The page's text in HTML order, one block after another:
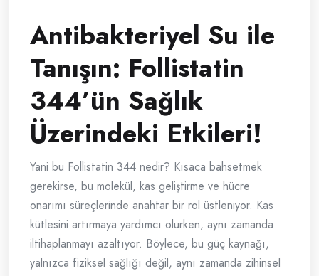
Antibakteriyel Su ile
Tanışın: Follistatin
344’ün Sağlık
Üzerindeki Etkileri!
Yani bu Follistatin 344 nedir? Kısaca bahsetmek
gerekirse, bu molekül, kas geliştirme ve hücre
onarımı süreçlerinde anahtar bir rol üstleniyor. Kas
kütlesini artırmaya yardımcı olurken, aynı zamanda
iltihaplanmayı azaltıyor. Böylece, bu güç kaynağı,
yalnızca fiziksel sağlığı değil, aynı zamanda zihinsel